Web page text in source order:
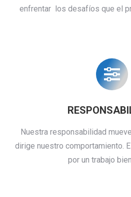
enfrentar los desafíos que el
Nuestra responsabilidad
dirige nuestro comportamiento.
por un trabajo